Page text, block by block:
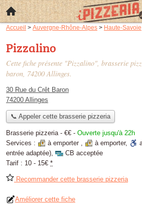
Accueil > Auvergne-Rhône-Alpes > Haute-Savoie
Pizzalino
Cette fiche présente "Pizzalino", brasserie
baron, 74200 Allinges.
30 Rue du Crêt Baron
74200 Allinges
📞 Appeler cette brasserie pizzeria
Brasserie pizzeria - €€ - Ouverte jusqu'à 22h
Services :
à emporter , à emporter,
entrée adaptée),
CB acceptée
Tarif : 10 - 15€ *
Recommander cette brasserie pizzeria
Améliorer cette fiche